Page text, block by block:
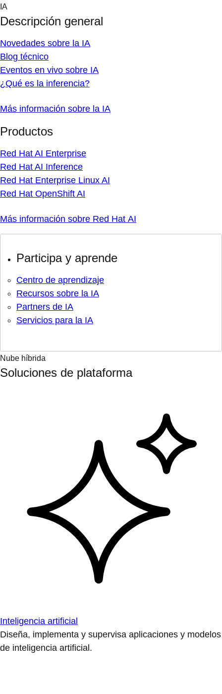
Skip
content
IA
Descripción general
Novedades sobre la IA
Blog técnico
Eventos en vivo sobre IA
¿Qué es la inferencia?
Más información sobre la IA
Productos
Red Hat AI Enterprise
Red Hat AI Inference
Red Hat Enterprise Linux AI
Red Hat OpenShift AI
Más información sobre Red Hat AI
Participa y aprende
Centro de aprendizaje
Recursos sobre la IA
Partners de IA
Servicios para la IA
Nube híbrida
Soluciones de plataforma
Inteligencia artificial
Diseña, implementa y supervisa aplicaciones y modelos
de inteligencia artificial.